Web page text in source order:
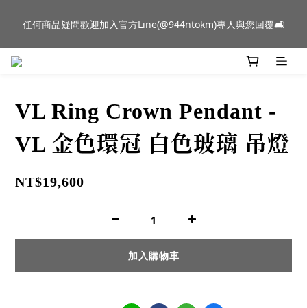
群門市展示中✨
任何商品疑問歡迎加入官方Line(@944ntokm)專人與您回覆🛋️
新品到貨｜日本燈具品牌 Ambientec 年度新品 Barcarolle 臺中樂
VL Ring Crown Pendant -
VL 金色環冠 白色玻璃 吊燈
NT$19,600
加入購物車